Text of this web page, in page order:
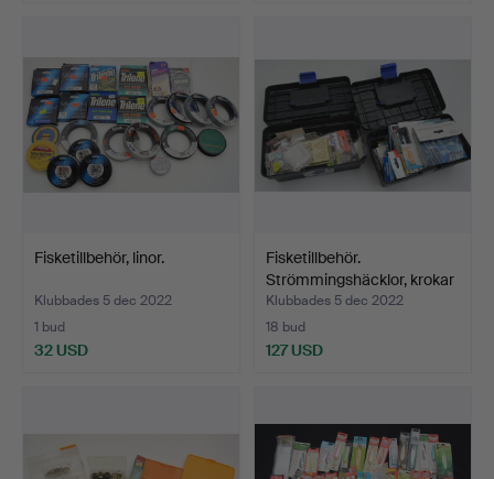
Fisketillbehör, linor.
Klubbades 5 dec 2022
1 bud
32 USD
Fisketillbehör.
Strömmingshäcklor, krokar
…
Klubbades 5 dec 2022
18 bud
127 USD